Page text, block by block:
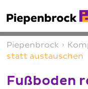
Piepenbrock ›
statt austauschen
Fußboden